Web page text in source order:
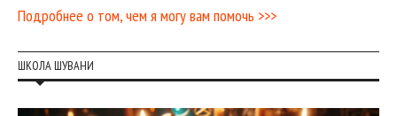
Подробнее о том, чем я могу вам помочь >>>
ШКОЛА ШУВАНИ